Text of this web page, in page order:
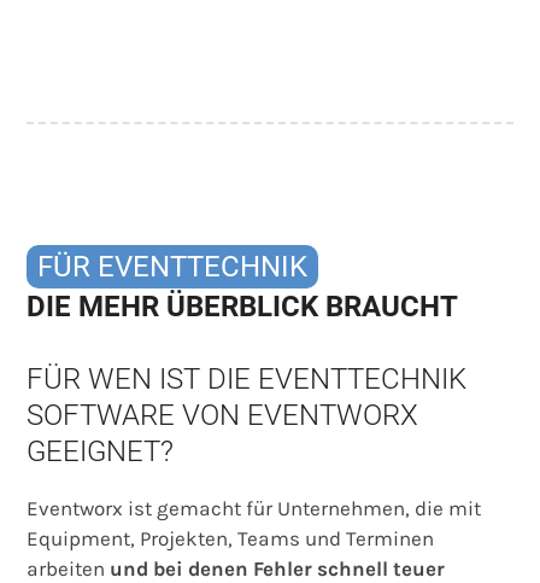
FÜR EVENTTECHNIK
DIE MEHR ÜBERBLICK BRAUCHT
FÜR WEN IST DIE EVENTTECHNIK
SOFTWARE VON EVENTWORX
GEEIGNET?
Eventworx ist gemacht für Unternehmen, die mit
Equipment, Projekten, Teams und Terminen
arbeiten und bei denen Fehler schnell teuer